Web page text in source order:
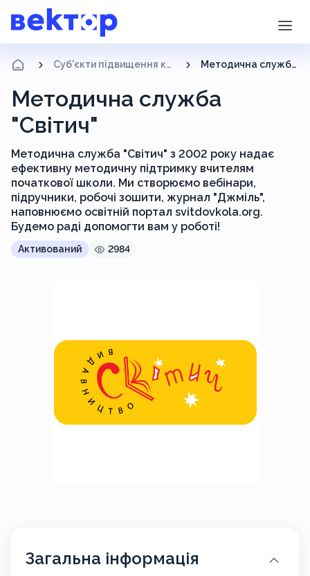
Суб'єкти підвищення кваліфікації Методична служба "Світич"
Методична служба
"Світич"
Методична служба "Світич" з 2002 року надає
ефективну методичну підтримку вчителям
початкової школи. Ми створюємо вебінари,
підручники, робочі зошити, журнал "Джміль",
наповнюємо освітній портал svitdovkola.org.
Будемо раді допомогти вам у роботі!
Активований 2984
Загальна інформація